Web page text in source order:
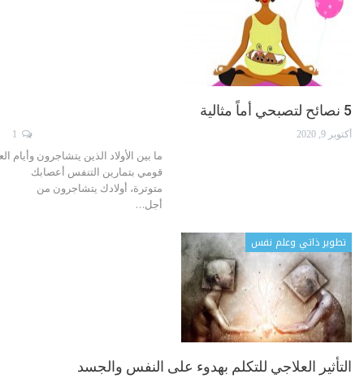
5 نصائح لتصبحي أماً مثالية
أكتوبر 9, 2020
ما بين الأولاد الذين يتشاجرون
قومي بتمارين التنفس أعصابك
متوترة، أولادك يتشاجرون من
أجل…
تطوير ذاتي وعلم نفس
التأثير العلاجي للتكلم بهدوء على النفس والجسد